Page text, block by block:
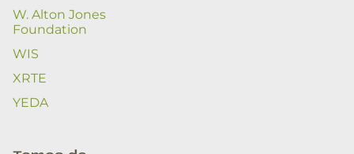
W. Alton Jones
Foundation
WIS
XRTE
YEDA